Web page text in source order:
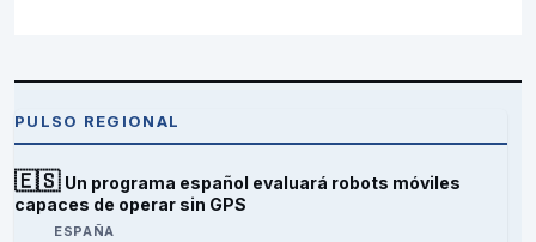
PULSO REGIONAL
🇪🇸 Un programa español evaluará robots móviles
capaces de operar sin GPS
ESPAÑA